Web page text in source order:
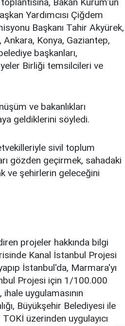
Bakan Kurum'un
Yardımcısı Çiğdem
Başkanı Tahir Akyürek,
Ankara, Konya, Gaziantep,
başkanları,
Birliği temsilcileri ve
ve bakanlıkları
geldiklerini söyledi.
sivil toplum
gözden geçirmek, sahadaki
ve şehirlerin geleceğini
projeler hakkında bilgi
Kanal İstanbul Projesi
İstanbul'da, Marmara'yı
Projesi için 1/100.000
uygulamasının
Büyükşehir Belediyesi ile
üzerinden uygulayıcı